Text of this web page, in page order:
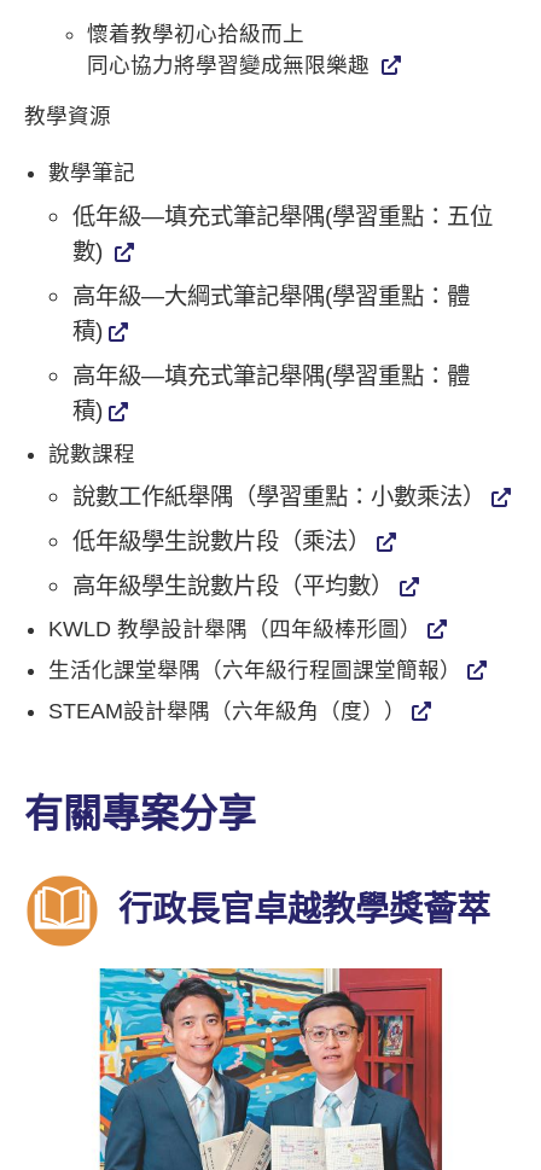
懷着教學初心拾級而上
同心協力將學習變成無限樂趣
教學資源
數學筆記
低年級—填充式筆記舉隅(學習重點：五位
數)
高年級—大綱式筆記舉隅(學習重點：體
積)
高年級—填充式筆記舉隅(學習重點：體
積)
說數課程
說數工作紙舉隅（學習重點：小數乘法）
低年級學生說數片段（乘法）
高年級學生說數片段（平均數）
KWLD 教學設計舉隅（四年級棒形圖）
生活化課堂舉隅（六年級行程圖課堂簡報）
STEAM設計舉隅（六年級角（度））
有關專案分享
行政長官卓越教學獎薈萃